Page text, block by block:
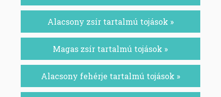
Alacsony zsír tartalmú tojások »
Magas zsír tartalmú tojások »
Alacsony fehérje tartalmú tojások »